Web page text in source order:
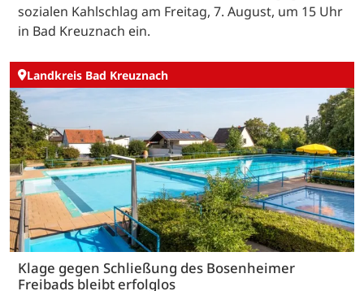
sozialen Kahlschlag am Freitag, 7. August, um 15 Uhr
in Bad Kreuznach ein.
Landkreis Bad Kreuznach
Klage gegen Schließung des Bosenheimer
Freibads bleibt erfolglos